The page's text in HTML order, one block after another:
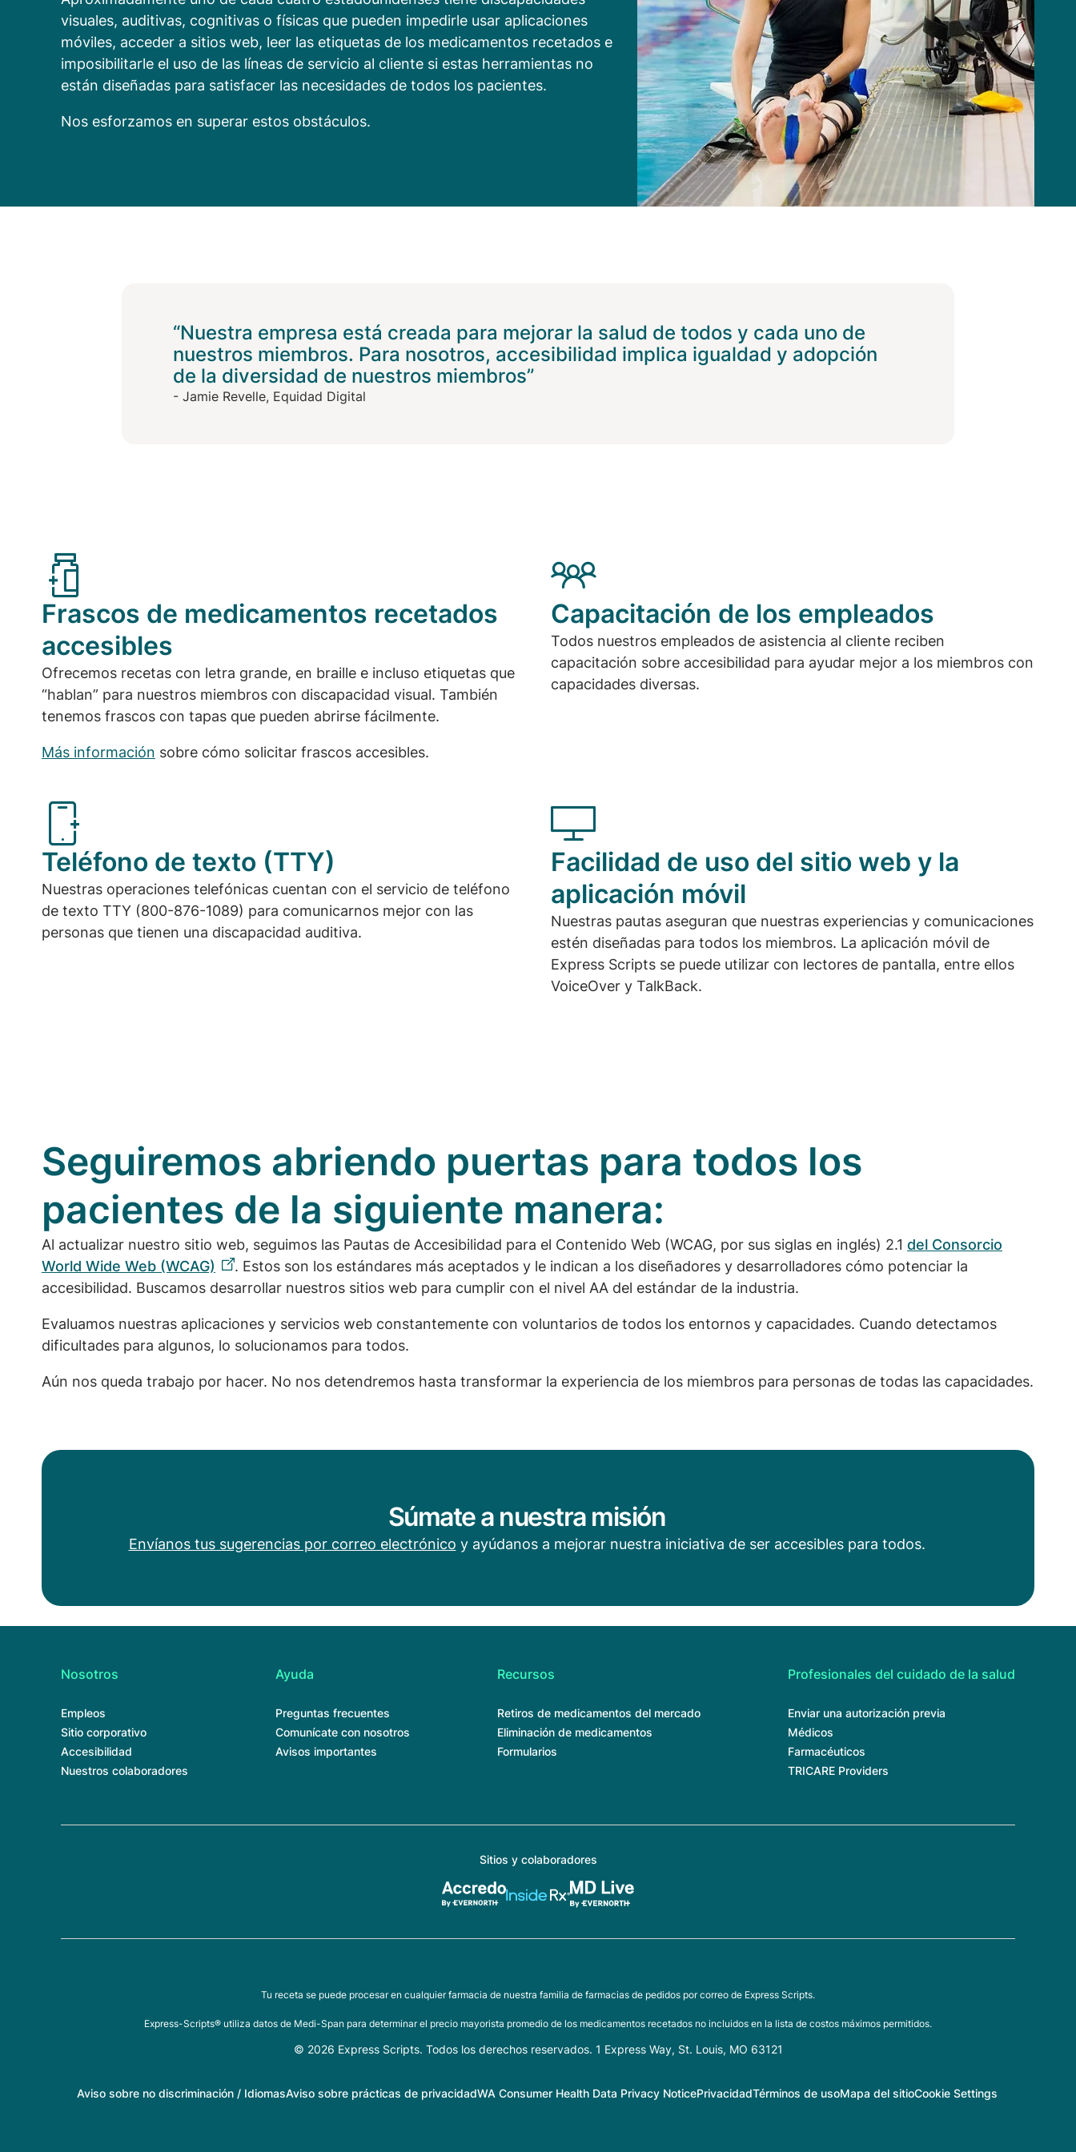
visuales, auditivas, cognitivas o físicas que pueden impedirle usar aplicaciones
móviles, acceder a sitios web, leer las etiquetas de los medicamentos recetados e
imposibilitarle el uso de las líneas de servicio al cliente si estas herramientas no
están diseñadas para satisfacer las necesidades de todos los pacientes.
Nos esforzamos en superar estos obstáculos.
“Nuestra empresa está creada para mejorar la salud de todos y cada uno de
nuestros miembros. Para nosotros, accesibilidad implica igualdad y adopción
de la diversidad de nuestros miembros”
- Jamie Revelle, Equidad Digital
Frascos de medicamentos recetados
accesibles
Ofrecemos recetas con letra grande, en braille e incluso etiquetas que
“hablan” para nuestros miembros con discapacidad visual. También
tenemos frascos con tapas que pueden abrirse fácilmente.
Más información sobre cómo solicitar frascos accesibles.
Capacitación de los empleados
Todos nuestros empleados de asistencia al cliente reciben
capacitación sobre accesibilidad para ayudar mejor a los miembros con
capacidades diversas.
Teléfono de texto (TTY)
Nuestras operaciones telefónicas cuentan con el servicio de teléfono
de texto TTY (800-876-1089) para comunicarnos mejor con las
personas que tienen una discapacidad auditiva.
Facilidad de uso del sitio web y la
aplicación móvil
Nuestras pautas aseguran que nuestras experiencias y comunicaciones
estén diseñadas para todos los miembros. La aplicación móvil de
Express Scripts se puede utilizar con lectores de pantalla, entre ellos
VoiceOver y TalkBack.
Seguiremos abriendo puertas para todos los
pacientes de la siguiente manera:
Al actualizar nuestro sitio web, seguimos las Pautas de Accesibilidad para el Contenido Web (WCAG, por sus siglas en inglés) 2.1 del Consorcio
World Wide Web (WCAG)
. Estos son los estándares más aceptados y le indican a los diseñadores y desarrolladores cómo potenciar la
accesibilidad. Buscamos desarrollar nuestros sitios web para cumplir con el nivel AA del estándar de la industria.
Evaluamos nuestras aplicaciones y servicios web constantemente con voluntarios de todos los entornos y capacidades. Cuando detectamos
dificultades para algunos, lo solucionamos para todos.
Aún nos queda trabajo por hacer. No nos detendremos hasta transformar la experiencia de los miembros para personas de todas las capacidades.
Súmate a nuestra misión
Envíanos tus sugerencias por correo electrónico y ayúdanos a mejorar nuestra iniciativa de ser accesibles para todos.
Nosotros
Empleos
Sitio corporativo
Accesibilidad
Nuestros colaboradores
Ayuda
Preguntas frecuentes
Comunícate con nosotros
Avisos importantes
Recursos
Retiros de medicamentos del mercado
Eliminación de medicamentos
Formularios
Profesionales del cuidado de la salud
Enviar una autorización previa
Médicos
Farmacéuticos
TRICARE Providers
Sitios y colaboradores
Tu receta se puede procesar en cualquier farmacia de nuestra familia de farmacias de pedidos por correo de Express Scripts.
Express-Scripts® utiliza datos de Medi-Span para determinar el precio mayorista promedio de los medicamentos recetados no incluidos en la lista de costos máximos permitidos.
© 2026 Express Scripts. Todos los derechos reservados. 1 Express Way, St. Louis, MO 63121
Aviso sobre no discriminación / IdiomasAviso sobre prácticas de privacidadWA Consumer Health Data Privacy NoticePrivacidadTérminos de usoMapa del sitioCookie Settings